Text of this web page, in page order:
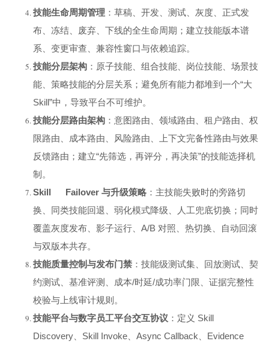
技能生命周期管理 ：草稿、开发、测试、灰度、正式发
布、冻结、废弃、下线的全生命周期；建立技能版本谱
系、变更审查、兼容性窗口与依赖追踪。
技能分层架构 ：原子技能、组合技能、岗位技能、场景技
能、策略技能的分层关系；避免所有能力都堆到一个“大
Skill”中，导致平台不可维护。
技能分层路由架构 ：意图路由、领域路由、租户路由、权
限路由、成本路由、风险路由、上下文完备性路由与效果
反馈路由；建立“先筛选，再评分，再决策”的技能选择机
制。
Skill Failover 与升级策略 ：主技能失败时的旁路切
换、同类技能回退、弱化模式降级、人工兜底切换；同时
覆盖灰度发布、影子运行、A/B 对照、热切换、自动回滚
与双版本共存。
技能质量控制与发布门禁 ：技能级测试集、回放测试、契
约测试、基准评测、成本/时延/成功率门限、证据完整性
校验与上线审计规则。
技能平台与数字员工平台交互协议 ：定义 Skill
Discovery、Skill Invoke、Async Callback、Evidence